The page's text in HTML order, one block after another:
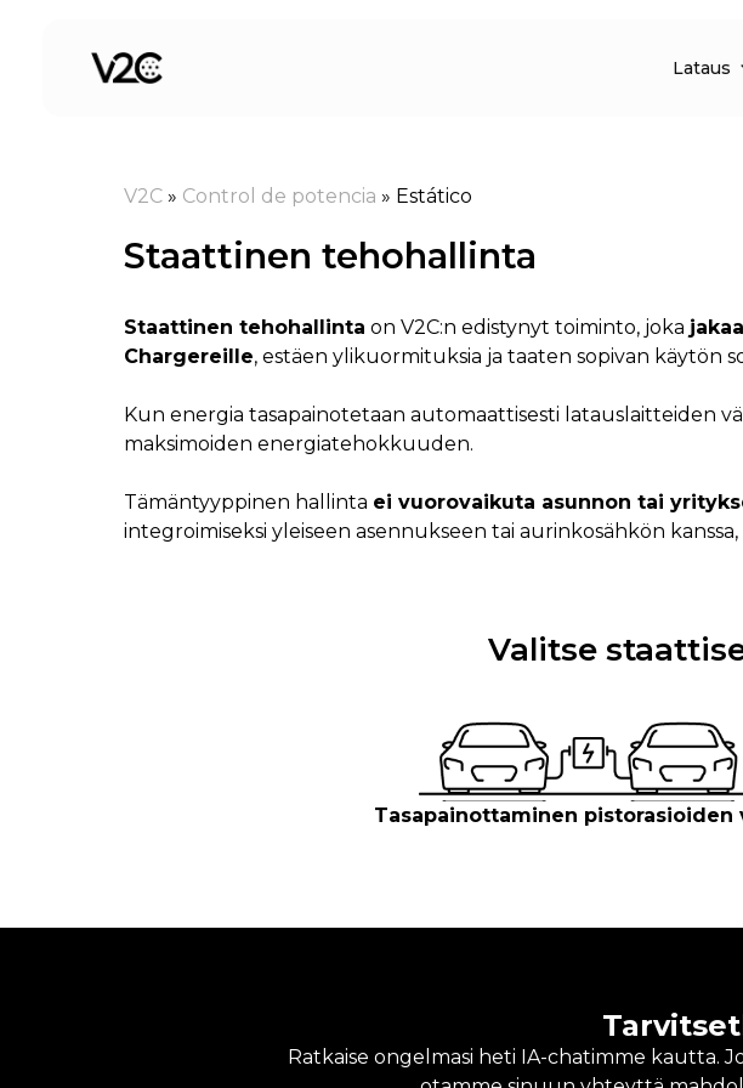
Lataus
V2C » Control de potencia » Estático
Staattinen tehohallinta
Staattinen tehohallinta on V2C:n edistynyt toiminto, joka
Chargereille, estäen ylikuormituksia ja taaten sopivan käytön
Kun energia tasapainotetaan automaattisesti latauslaitteiden
maksimoiden energiatehokkuuden.
Tämäntyyppinen hallinta ei vuorovaikuta asunnon tai
integroimiseksi yleiseen asennukseen tai aurinkosähkön
Valitse
Tasapainottaminen pistorasioiden
Ratkaise ongelmasi heti IA-chatimme kautta.